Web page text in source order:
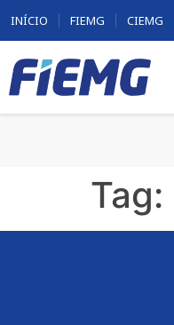
INÍCIO FIEMG CIEMG
Tag: